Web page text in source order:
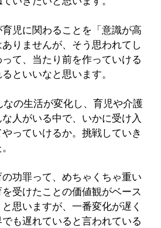
育児に関わることを「意識が高
りませんが、そう思われてし
て、当たり前を作っていける
といいなと思います。
なの生活が変化し、育児や介護
人がいる中で、いかに受け入
っていけるか。挑戦していき
の功罪って、めちゃくちゃ重い
受けたことの価値観がベース
思いますが、一番変化が遅く
も遅れていると言われている